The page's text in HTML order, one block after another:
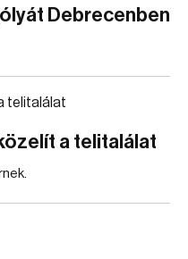
Debrecenben
a telitalálat